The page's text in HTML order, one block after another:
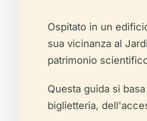
Ospitato in un
sua vicinanza al
patrimonio
Questa guida si
biglietteria,